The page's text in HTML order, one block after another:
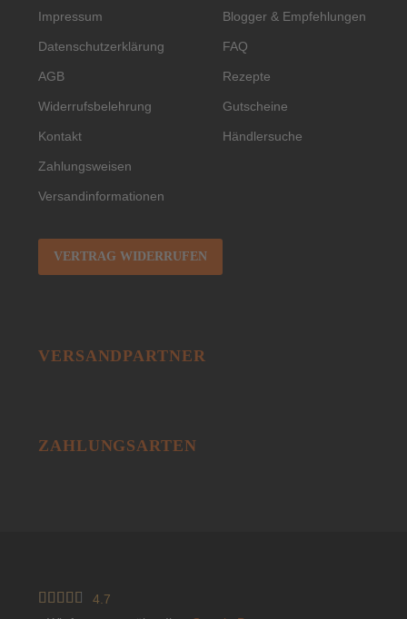
Impressum
Datenschutzerklärung
AGB
Widerrufsbelehrung
Kontakt
Zahlungsweisen
Versandinformationen
VERTRAG WIDERRUFEN
Blogger & Empfehlungen
FAQ
Rezepte
Gutscheine
Händlersuche
VERSANDPARTNER
ZAHLUNGSARTEN
    
4.7